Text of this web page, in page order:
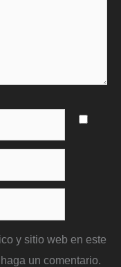
y sitio web en este
un comentario.